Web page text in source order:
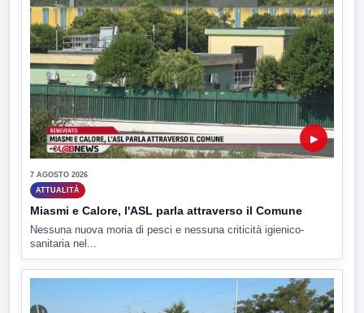
▶
7 AGOSTO 2026
ATTUALITÀ
Miasmi e Calore, l'ASL parla attraverso il Comune
Nessuna nuova moria di pesci e nessuna criticità igienico-
sanitaria nel...